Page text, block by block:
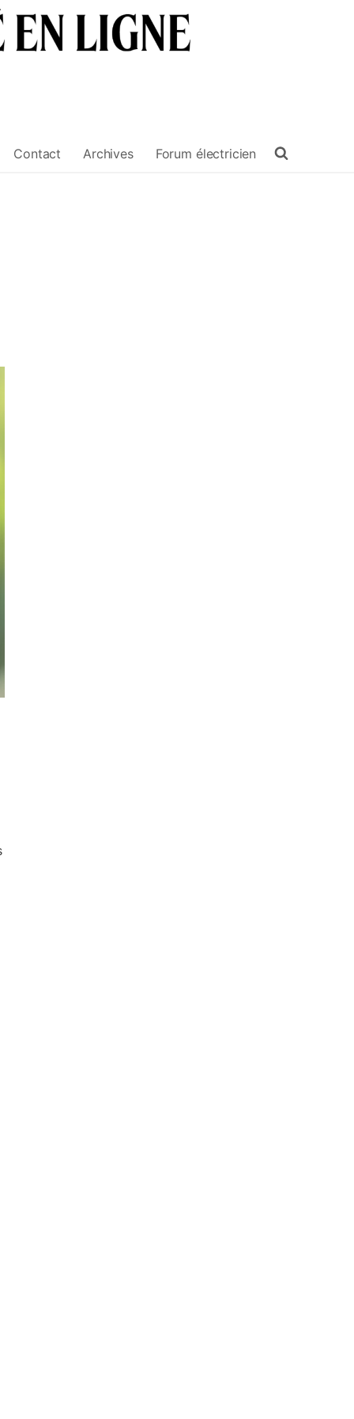
Contact Archives Forum électricien